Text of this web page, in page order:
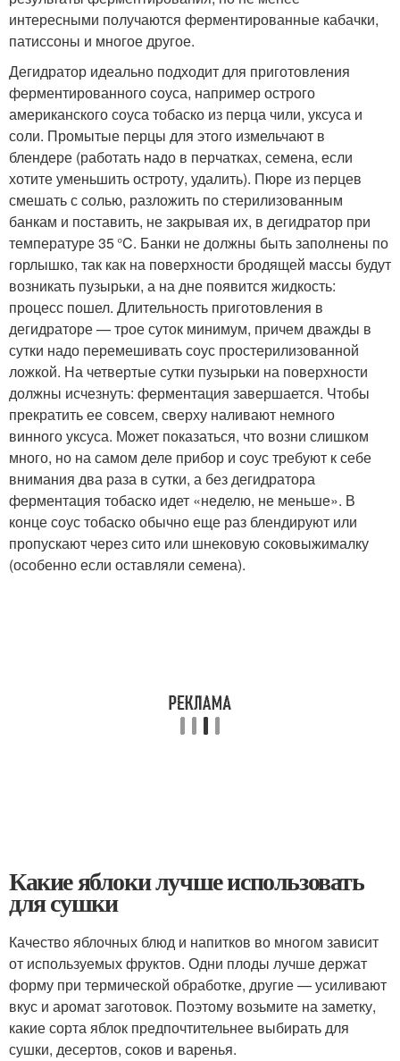
интересными получаются ферментированные кабачки,
патиссоны и многое другое.
Дегидратор идеально подходит для приготовления
ферментированного соуса, например острого
американского соуса тобаско из перца чили, уксуса и
соли. Промытые перцы для этого измельчают в
блендере (работать надо в перчатках, семена, если
хотите уменьшить остроту, удалить). Пюре из перцев
смешать с солью, разложить по стерилизованным
банкам и поставить, не закрывая их, в дегидратор при
температуре 35 °C. Банки не должны быть заполнены по
горлышко, так как на поверхности бродящей массы будут
возникать пузырьки, а на дне появится жидкость:
процесс пошел. Длительность приготовления в
дегидраторе — трое суток минимум, причем дважды в
сутки надо перемешивать соус простерилизованной
ложкой. На четвертые сутки пузырьки на поверхности
должны исчезнуть: ферментация завершается. Чтобы
прекратить ее совсем, сверху наливают немного
винного уксуса. Может показаться, что возни слишком
много, но на самом деле прибор и соус требуют к себе
внимания два раза в сутки, а без дегидратора
ферментация тобаско идет «неделю, не меньше». В
конце соус тобаско обычно еще раз блендируют или
пропускают через сито или шнековую соковыжималку
(особенно если оставляли семена).
Какие яблоки лучше использовать
для сушки
Качество яблочных блюд и напитков во многом зависит
от используемых фруктов. Одни плоды лучше держат
форму при термической обработке, другие — усиливают
вкус и аромат заготовок. Поэтому возьмите на заметку,
какие сорта яблок предпочтительнее выбирать для
сушки, десертов, соков и варенья.